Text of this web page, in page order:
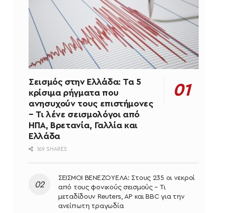
Σεισμός στην Ελλάδα: Τα 5
κρίσιμα ρήγματα που
ανησυχούν τους επιστήμονες
– Τι λένε σεισμολόγοι από
ΗΠΑ, Βρετανία, Γαλλία και
Ελλάδα
169 SHARES
ΣΕΙΣΜΟΙ ΒΕΝΕΖΟΥΕΛΑ: Στους 235 οι νεκροί
από τους φονικούς σεισμούς – Τι
μεταδίδουν Reuters, AP και BBC για την
ανείπωτη τραγωδία